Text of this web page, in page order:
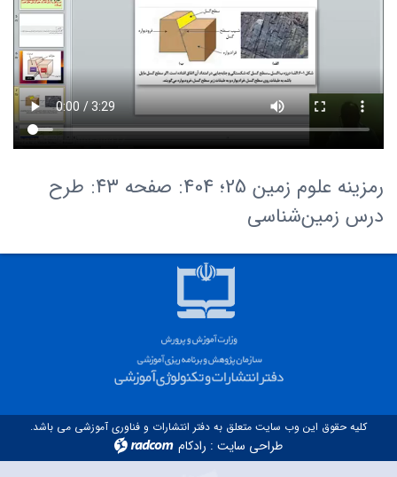
رمزینه علوم زمین 25؛ 404: صفحه ۴۳: طرح
درس زمین‌شناسی
کلیه حقوق این وب سایت متعلق به دفتر انتشارات و فناوری آموزشی می باشد.
طراحی سایت : رادکام radcom